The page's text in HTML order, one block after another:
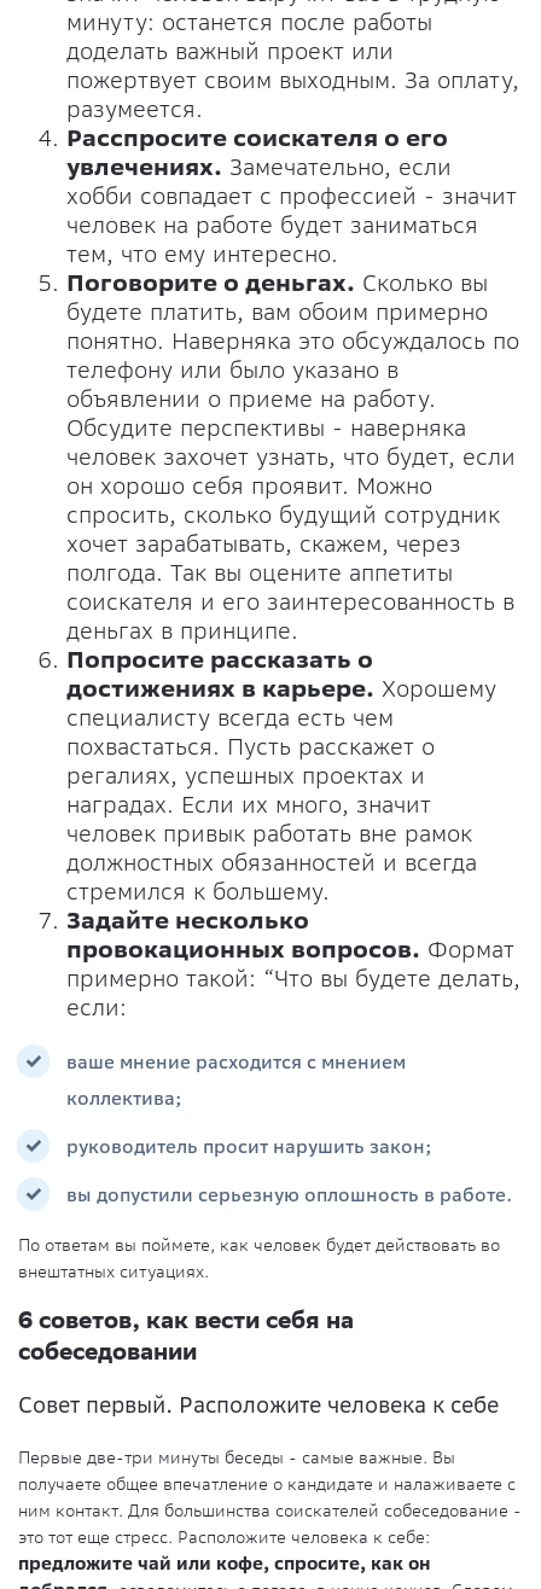
минуту: останется после работы
доделать важный проект или
пожертвует своим выходным. За оплату,
разумеется.
Расспросите соискателя о его
увлечениях. Замечательно, если
хобби совпадает с профессией - значит
человек на работе будет заниматься
тем, что ему интересно.
Поговорите о деньгах. Сколько вы
будете платить, вам обоим примерно
понятно. Наверняка это обсуждалось по
телефону или было указано в
объявлении о приеме на работу.
Обсудите перспективы - наверняка
человек захочет узнать, что будет, если
он хорошо себя проявит. Можно
спросить, сколько будущий сотрудник
хочет зарабатывать, скажем, через
полгода. Так вы оцените аппетиты
соискателя и его заинтересованность в
деньгах в принципе.
Попросите рассказать о
достижениях в карьере. Хорошему
специалисту всегда есть чем
похвастаться. Пусть расскажет о
регалиях, успешных проектах и
наградах. Если их много, значит
человек привык работать вне рамок
должностных обязанностей и всегда
стремился к большему.
Задайте несколько
провокационных вопросов. Формат
примерно такой: “Что вы будете делать,
если:
ваше мнение расходится с мнением
коллектива;
руководитель просит нарушить закон;
вы допустили серьезную оплошность в работе.
По ответам вы поймете, как человек будет действовать во
внештатных ситуациях.
6 советов, как вести себя на
собеседовании
Совет первый. Расположите человека к себе
Первые две-три минуты беседы - самые важные. Вы
получаете общее впечатление о кандидате и налаживаете с
ним контакт. Для большинства соискателей собеседование -
это тот еще стресс. Расположите человека к себе:
предложите чай или кофе, спросите, как он